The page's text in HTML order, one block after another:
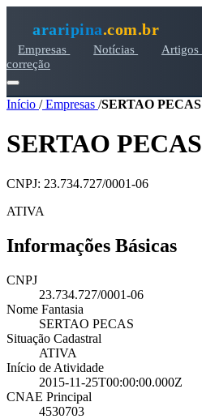
araripina.com.br
Empresas Notícias Artigos
correção
Início /Empresas /SERTAO PECAS
SERTAO PECAS
CNPJ: 23.734.727/0001-06
ATIVA
Informações Básicas
CNPJ
23.734.727/0001-06
Nome Fantasia
SERTAO PECAS
Situação Cadastral
ATIVA
Início de Atividade
2015-11-25T00:00:00.000Z
CNAE Principal
4530703